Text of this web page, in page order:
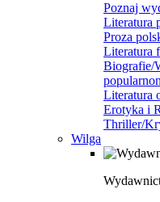
Poznaj
Literatura
Proza
Literatura
Biografie/
Literatura
Erotyka i
Thriller/
Wilga